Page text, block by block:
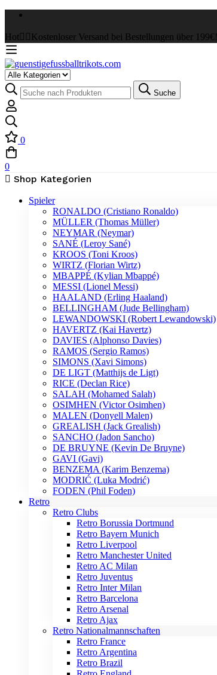
Hot ✌🏼Kostenloser Versand bei Bestellungen über 199€!
Suche
0
0
Shop Kategorien
Spieler
RONALDO (Cristiano Ronaldo)
MÜLLER (Thomas Müller)
NEYMAR (Neymar)
SANÉ (Leroy Sané)
KROOS (Toni Kroos)
WIRTZ (Florian Wirtz)
MBAPPÉ (Kylian Mbappé)
MESSI (Lionel Messi)
HAALAND (Erling Haaland)
BELLINGHAM (Jude Bellingham)
LEWANDOWSKI (Robert Lewandowski)
HAVERTZ (Kai Havertz)
DAVIES (Alphonso Davies)
RAMOS (Sergio Ramos)
SIMONS (Xavi Simons)
DE LIGT (Matthijs de Ligt)
RICE (Declan Rice)
SALAH (Mohamed Salah)
OSIMHEN (Victor Osimhen)
MALEN (Donyell Malen)
GREALISH (Jack Grealish)
SANCHO (Jadon Sancho)
DE BRUYNE (Kevin De Bruyne)
GAVI (Gavi)
BENZEMA (Karim Benzema)
MODRIĆ (Luka Modrić)
FODEN (Phil Foden)
Retro
Retro Clubs
Retro Borussia Dortmund
Retro Bayern Munich
Retro Liverpool
Retro Manchester United
Retro AC Milan
Retro Juventus
Retro Inter Milan
Retro Barcelona
Retro Arsenal
Retro Ajax
Retro Nationalmannschaften
Retro France
Retro Argentina
Retro Brazil